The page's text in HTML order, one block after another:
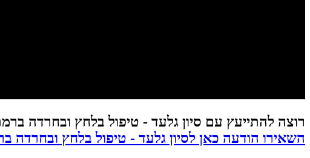
רוצה להתייעץ עם סיון גלעד - טיפול בלחץ ובחרדה
השאירו הודעה כאן לסיון גלעד - טיפול בלחץ ובחרדה